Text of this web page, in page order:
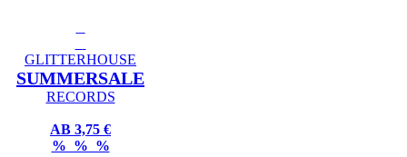
GLITTERHOUSE
SUMMERSALE
RECORDS
AB 3,75 €
% % %